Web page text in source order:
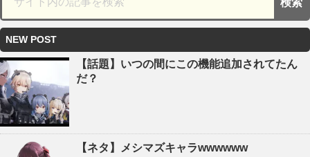
NEW POST
【話題】いつの間にこの機能追加されてたん
だ？
【ネタ】メシマズキャラwwwwww